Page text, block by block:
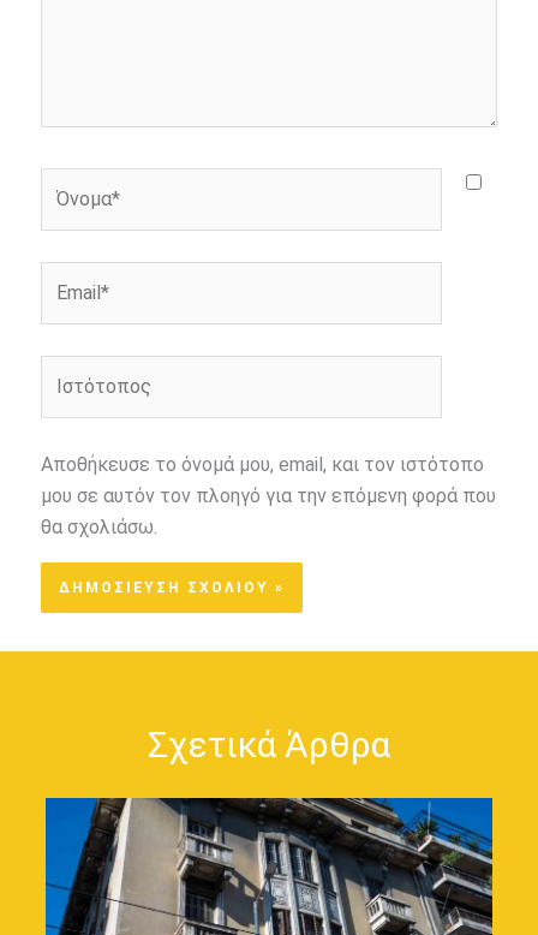
Αποθήκευσε το όνομά μου, email, και τον ιστότοπο
μου σε αυτόν τον πλοηγό για την επόμενη φορά που
θα σχολιάσω.
Σχετικά Άρθρα